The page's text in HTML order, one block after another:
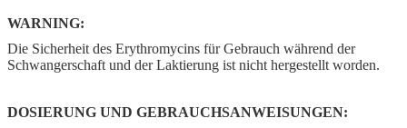
WARNING:
Die Sicherheit des Erythromycins für Gebrauch während der
Schwangerschaft und der Laktierung ist nicht hergestellt worden.
DOSIERUNG UND GEBRAUCHSANWEISUNGEN: